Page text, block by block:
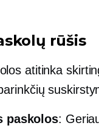
rūšis
atitinka
paskolos: